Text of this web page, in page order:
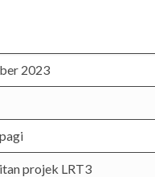
2023
projek LRT3